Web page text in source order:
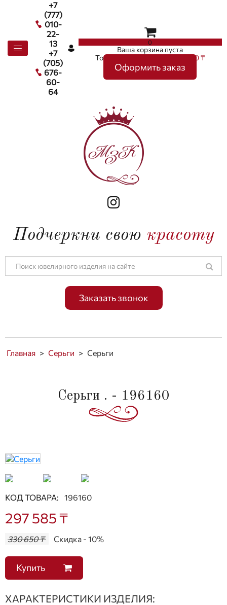
+7
(777)
010-
22-
13
+7
(705)
676-
60-
64
0
Ваша корзина пуста
Товаров в корзине
на сумму0 ₸
Оформить заказ
Подчеркни свою красоту
Заказать звонок
Главная > Серьги > Серьги
Серьги . - 196160
КОД ТОВАРА: 196160
297 585 ₸
330 650 ₸ Скидка - 10%
Купить
ХАРАКТЕРИСТИКИ ИЗДЕЛИЯ: